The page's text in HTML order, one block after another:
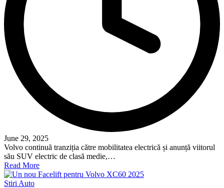
June 29, 2025
Volvo continuă tranziția către mobilitatea electrică și anunță viitorul
său SUV electric de clasă medie,…
Read More
Posted
Stiri Auto